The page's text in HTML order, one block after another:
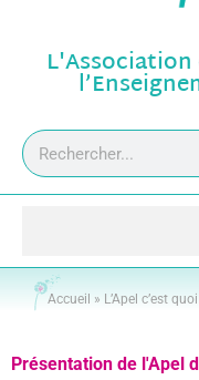
L'Association
Accueil » L’Apel c’est
Présentation de l'Apel